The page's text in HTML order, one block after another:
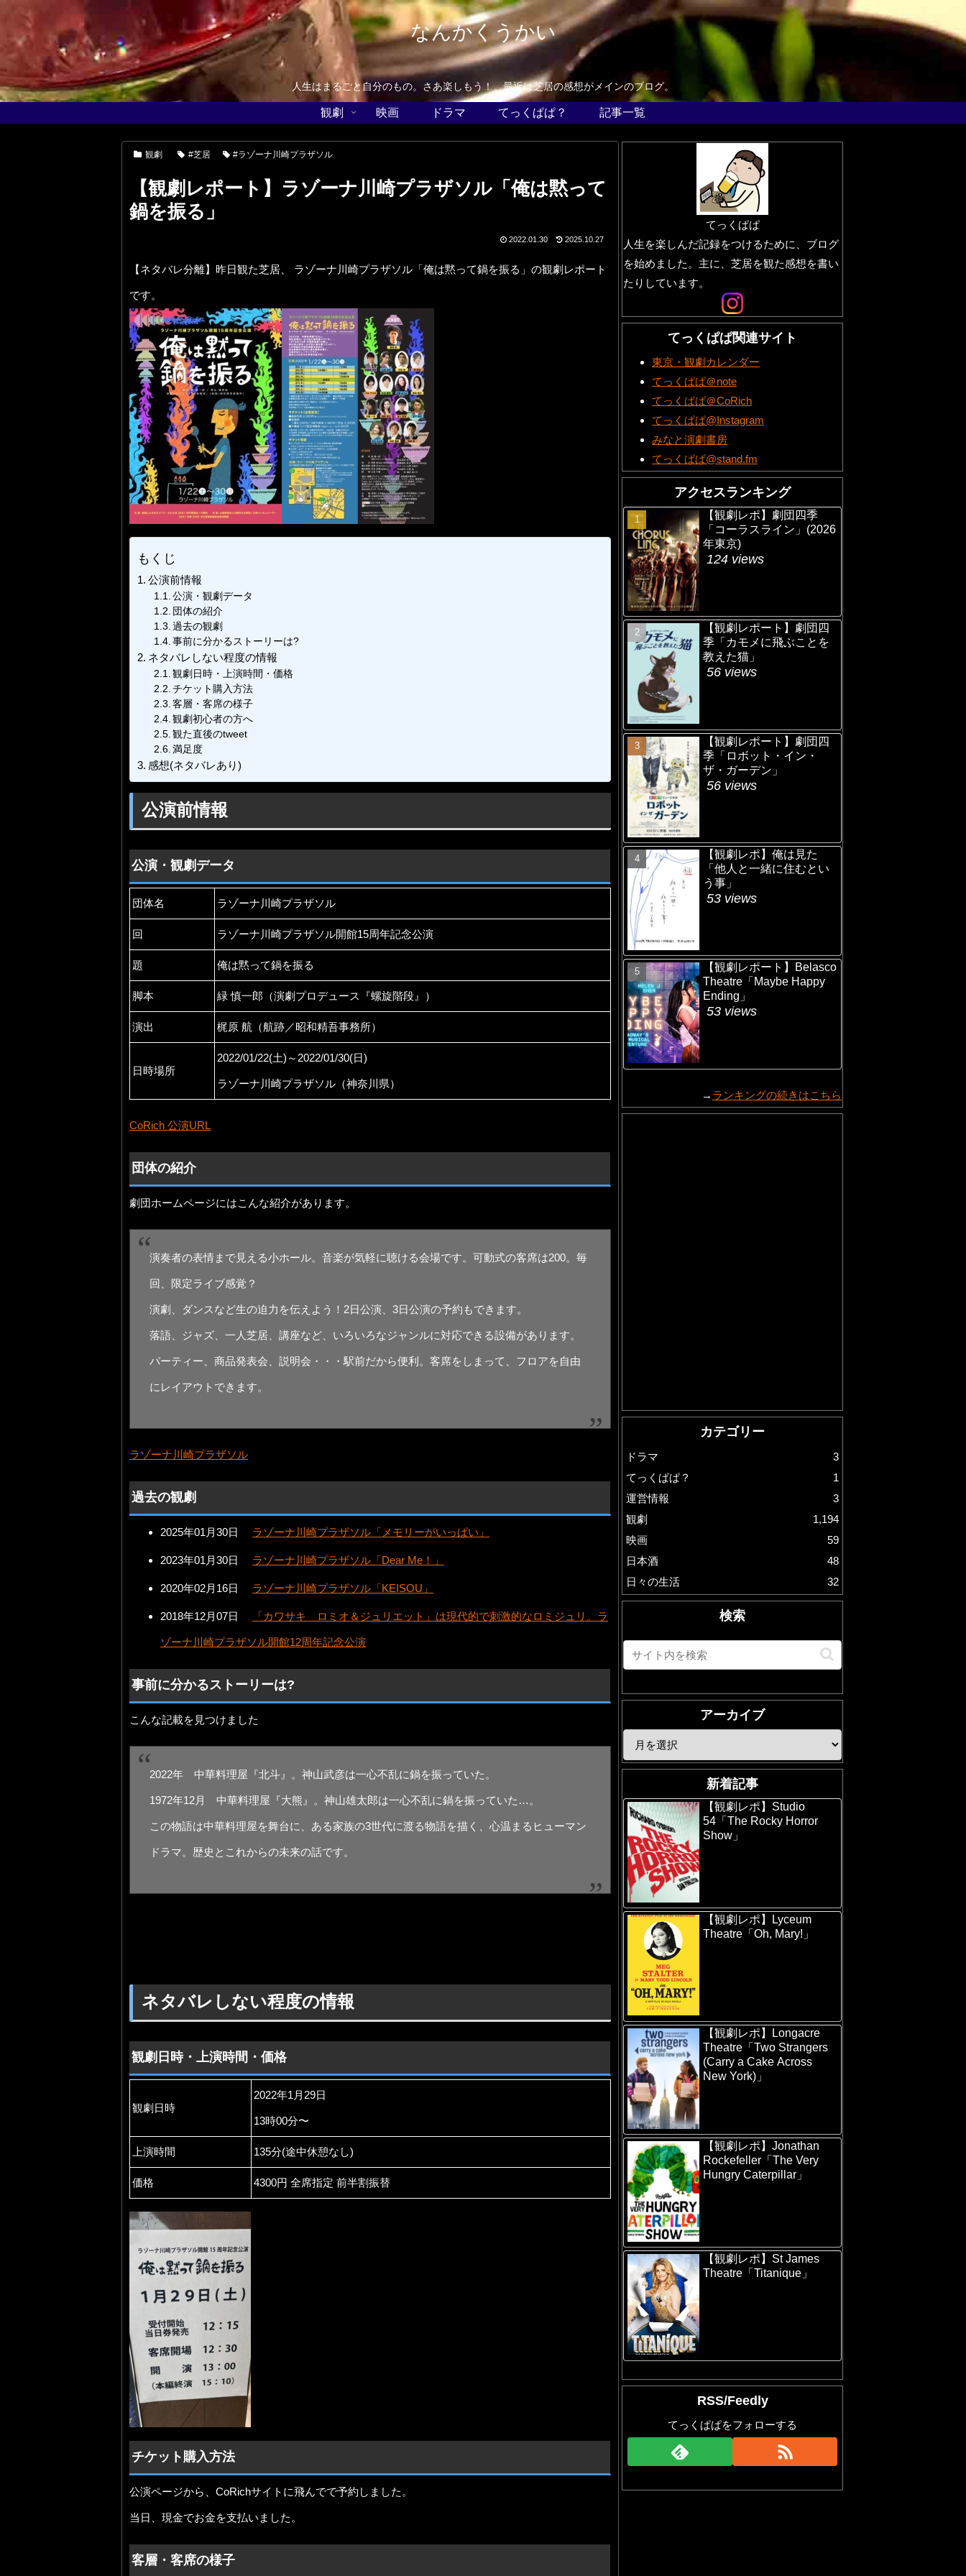
なんかくうかい
人生はまるごと自分のもの。さあ楽しもう！。最近は芝居の感想がメインのブログ。
観劇 映画 ドラマ てっくぱぱ？ 記事一覧
観劇 #芝居 #ラゾーナ川崎プラザソル
【観劇レポート】ラゾーナ川崎プラザソル「俺は黙って
鍋を振る」
2022.01.30 2025.10.27
【ネタバレ分離】昨日観た芝居、 ラゾーナ川崎プラザソル「俺は黙って鍋を振る」の観劇レポート
です。
もくじ
公演前情報
公演・観劇データ
団体の紹介
過去の観劇
事前に分かるストーリーは?
ネタバレしない程度の情報
観劇日時・上演時間・価格
チケット購入方法
客層・客席の様子
観劇初心者の方へ
観た直後のtweet
満足度
感想(ネタバレあり)
公演前情報
公演・観劇データ
団体名 ラゾーナ川崎プラザソル
回 ラゾーナ川崎プラザソル開館15周年記念公演
題 俺は黙って鍋を振る
脚本 緑 慎一郎（演劇プロデュース『螺旋階段』）
演出 梶原 航（航跡／昭和精吾事務所）
日時場所
2022/01/22(土)～2022/01/30(日)
ラゾーナ川崎プラザソル（神奈川県）
CoRich 公演URL
団体の紹介
劇団ホームページにはこんな紹介があります。
演奏者の表情まで見える小ホール。音楽が気軽に聴ける会場です。可動式の客席は200。毎
回、限定ライブ感覚？
演劇、ダンスなど生の迫力を伝えよう！2日公演、3日公演の予約もできます。
落語、ジャズ、一人芝居、講座など、いろいろなジャンルに対応できる設備があります。
パーティー、商品発表会、説明会・・・駅前だから便利。客席をしまって、フロアを自由
にレイアウトできます。
ラゾーナ川崎プラザソル
過去の観劇
2025年01月30日 ラゾーナ川崎プラザソル「メモリーがいっぱい」
2023年01月30日 ラゾーナ川崎プラザソル「Dear Me！」
2020年02月16日 ラゾーナ川崎プラザソル「KEISOU」
2018年12月07日 「カワサキ ロミオ＆ジュリエット」は現代的で刺激的なロミジュリ。ラ
ゾーナ川崎プラザソル開館12周年記念公演
事前に分かるストーリーは?
こんな記載を見つけました
2022年 中華料理屋『北斗』。神山武彦は一心不乱に鍋を振っていた。
1972年12月 中華料理屋『大熊』。神山雄太郎は一心不乱に鍋を振っていた…。
この物語は中華料理屋を舞台に、ある家族の3世代に渡る物語を描く、心温まるヒューマン
ドラマ。歴史とこれからの未来の話です。
ネタバレしない程度の情報
観劇日時・上演時間・価格
観劇日時
2022年1月29日
13時00分〜
上演時間 135分(途中休憩なし)
価格 4300円 全席指定 前半割振替
チケット購入方法
公演ページから、CoRichサイトに飛んでで予約しました。
当日、現金でお金を支払いました。
客層・客席の様子
てっくぱぱ
人生を楽しんだ記録をつけるために、ブログ
を始めました。主に、芝居を観た感想を書い
たりしています。
てっくぱぱ関連サイト
東京・観劇カレンダー
てっくぱぱ＠note
てっくぱぱ＠CoRich
てっくぱぱ@Instagram
みなと演劇書房
てっくぱぱ@stand.fm
アクセスランキング
【観劇レポ】劇団四季
「コーラスライン」(2026
年東京)
124 views
【観劇レポート】劇団四
季「カモメに飛ぶことを
教えた猫」
56 views
【観劇レポート】劇団四
季「ロボット・イン・
ザ・ガーデン」
56 views
【観劇レポ】俺は見た
「他人と一緒に住むとい
う事」
53 views
【観劇レポート】Belasco
Theatre「Maybe Happy
Ending」
53 views
→ ランキングの続きはこちら
カテゴリー
ドラマ
3
てっくぱぱ？
1
運営情報
3
観劇
1,194
映画
59
日本酒
48
日々の生活
32
検索
アーカイブ
新着記事
【観劇レポ】Studio
54「The Rocky Horror
Show」
【観劇レポ】Lyceum
Theatre「Oh, Mary!」
【観劇レポ】Longacre
Theatre「Two Strangers
(Carry a Cake Across
New York)」
【観劇レポ】Jonathan
Rockefeller「The Very
Hungry Caterpillar」
【観劇レポ】St James
Theatre「Titanique」
RSS/Feedly
てっくぱぱをフォローする